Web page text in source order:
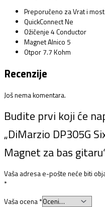
Preporučeno za Vrat i most
QuickConnect Ne
Ožičenje 4 Conductor
Magnet Alnico 5
Otpor 7.7 Kohm
Recenzije
Još nema komentara.
Budite prvi koji će
„DiMarzio DP305G
Magnet za bas
Vaša adresa e-pošte neće biti
*
Vaša ocena *